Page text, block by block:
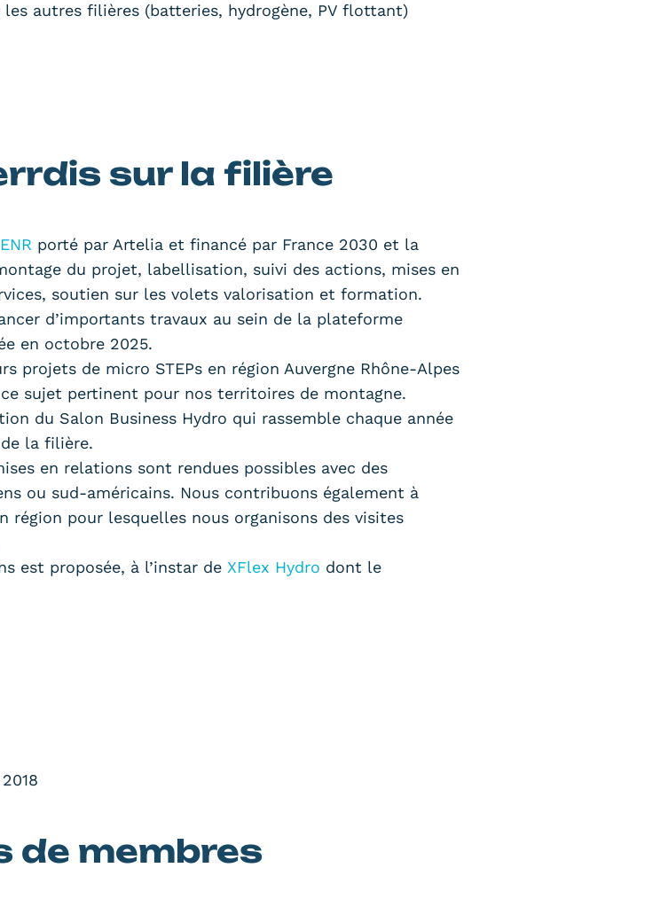
autres filières (batteries, hydrogène, PV flottant)
sur la filière
porté par Artelia et financé par France 2030 et la
du projet, labellisation, suivi des actions, mises en
soutien sur les volets valorisation et formation.
d’importants travaux au sein de la plateforme
en octobre 2025.
projets de micro STEPs en région Auvergne Rhône-Alpes
sujet pertinent pour nos territoires de montagne.
du Salon Business Hydro qui rassemble chaque année
la filière.
en relations sont rendues possibles avec des
ou sud-américains. Nous contribuons également à
région pour lesquelles nous organisons des visites
est proposée, à l’instar de XFlex Hydro dont le
de membres